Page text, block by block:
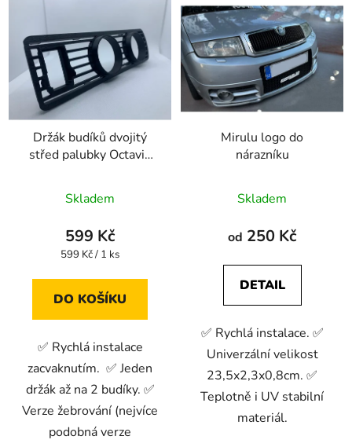
Držák budíků dvojitý
střed palubky Octavia
Skladem
599 Kč
Měrná
599 Kč / 1 ks
DO KOŠÍKU
✅ Rychlá instalace
zacvaknutím. ✅ Jeden
držák až na 2 budíky. ✅
Verze žebrování (nejvíce
podobná verze
Mirulu logo do
nárazníku
Skladem
od 250 Kč
DETAIL
✅ Rychlá instalace. ✅
Univerzální velikost
23,5x2,3x0,8cm. ✅
Teplotně i UV stabilní
materiál.